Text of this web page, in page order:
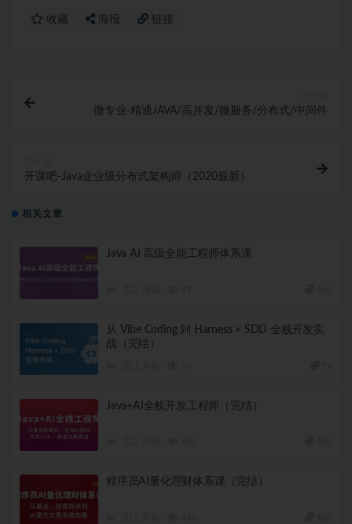
收藏 海报 链接
微专业-精通JAVA/高并发/微服务/分布式/中间件
开课吧-Java企业级分布式架构师（2020最新）
相关文章
Java AI 高级全能工程师体系课
从 Vibe Coding 到 Harness × SDD 全栈开发实
战（完结）
Java+AI全栈开发工程师（完结）
程序员AI量化理财体系课（完结）